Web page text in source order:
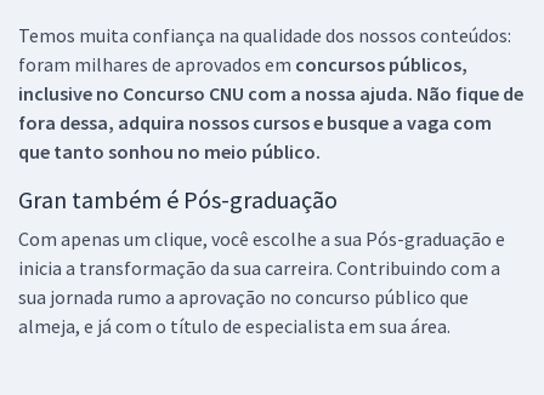
Temos muita confiança na qualidade dos nossos conteúdos:
foram milhares de aprovados em concursos públicos,
inclusive no Concurso CNU com a nossa ajuda. Não fique de
fora dessa, adquira nossos cursos e busque a vaga com
que tanto sonhou no meio público.
Gran também é Pós-graduação
Com apenas um clique, você escolhe a sua Pós-graduação e
inicia a transformação da sua carreira. Contribuindo com a
sua jornada rumo a aprovação no concurso público que
almeja, e já com o título de especialista em sua área.